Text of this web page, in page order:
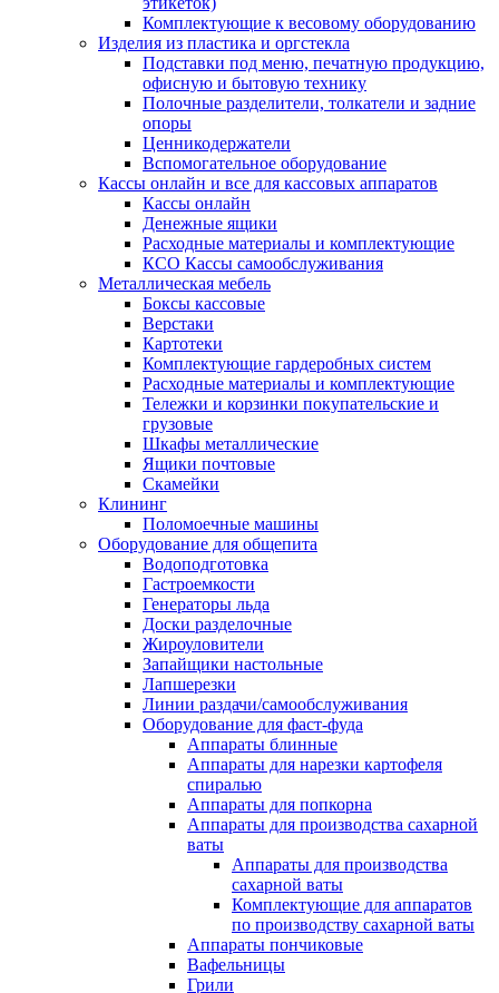
Комплектующие к весовому оборудованию
Изделия из пластика и оргстекла
Подставки под меню, печатную продукцию,
офисную и бытовую технику
Полочные разделители, толкатели и задние
опоры
Ценникодержатели
Вспомогательное оборудование
Кассы онлайн и все для кассовых аппаратов
Кассы онлайн
Денежные ящики
Расходные материалы и комплектующие
КСО Кассы самообслуживания
Металлическая мебель
Боксы кассовые
Верстаки
Картотеки
Комплектующие гардеробных систем
Расходные материалы и комплектующие
Тележки и корзинки покупательские и
грузовые
Шкафы металлические
Ящики почтовые
Скамейки
Клининг
Поломоечные машины
Оборудование для общепита
Водоподготовка
Гастроемкости
Генераторы льда
Доски разделочные
Жироуловители
Запайщики настольные
Лапшерезки
Линии раздачи/самообслуживания
Оборудование для фаст-фуда
Аппараты блинные
Аппараты для нарезки картофеля
спиралью
Аппараты для попкорна
Аппараты для производства сахарной
ваты
Аппараты для производства
сахарной ваты
Комплектующие для аппаратов
по производству сахарной ваты
Аппараты пончиковые
Вафельницы
Грили